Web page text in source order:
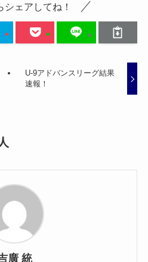
シェアしてね！
U-9アドバンスリーグ結果
速報！
廣 統